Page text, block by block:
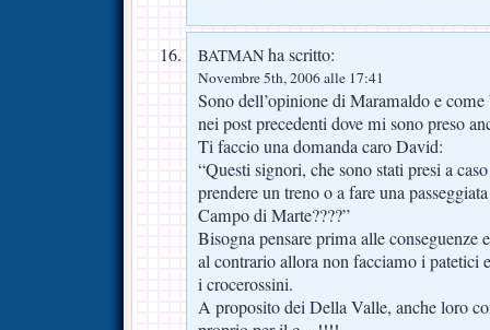
BATMAN ha scritto:
Novembre 5th, 2006 alle 17:41
Sono dell’opinione di Maramaldo e
nei post precedenti dove mi sono preso
Ti faccio una domanda caro David:
“Questi signori, che sono stati presi a
prendere un treno o a fare una
Campo di Marte????”
Bisogna pensare prima alle conseguenze
al contrario allora non facciamo i patetici
i crocerossini.
A proposito dei Della Valle, anche loro